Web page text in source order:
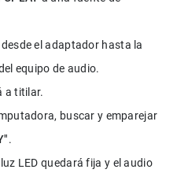
el adaptador hasta la
equipo de audio.
a titilar.
buscar y emparejar
.
LED quedará fija y el audio